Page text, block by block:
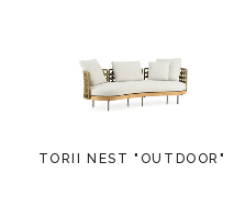
TORII NEST "OUTDOOR"